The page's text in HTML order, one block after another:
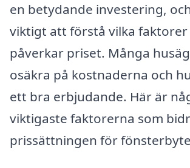
en betydande investering,
viktigt att förstå vilka faktorer
påverkar priset. Många
osäkra på kostnaderna och
ett bra erbjudande. Här är
viktigaste faktorerna som
prissättningen för